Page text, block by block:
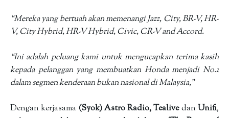
“Mereka yang bertuah akan memenangi Jazz, City, BR-V, HR-
V, City Hybrid, HR-V Hybrid, Civic, CR-V and Accord.
“Ini adalah peluang kami untuk mengucapkan terima kasih
kepada pelanggan yang membuatkan Honda menjadi No.1
dalam segmen kenderaan bukan nasional di Malaysia,”
Dengan kerjasama (Syok) Astro Radio, TealivedanUnifi,